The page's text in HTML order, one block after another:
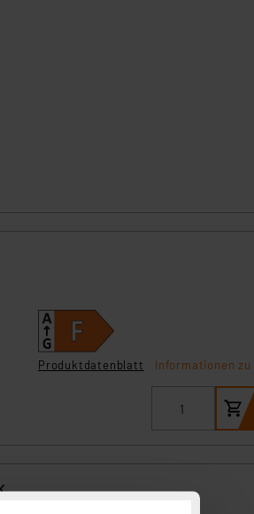
Produktdatenblatt
Informationen zu